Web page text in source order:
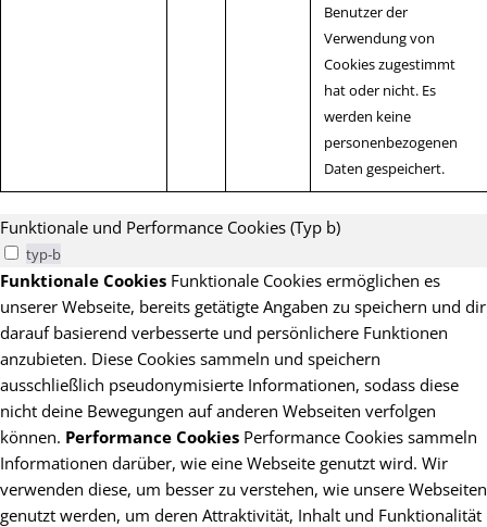
Benutzer der
Verwendung von
Cookies zugestimmt
hat oder nicht. Es
werden keine
personenbezogenen
Daten gespeichert.
Funktionale und Performance Cookies (Typ b)
typ-b
Funktionale Cookies Funktionale Cookies ermöglichen es
unserer Webseite, bereits getätigte Angaben zu speichern und dir
darauf basierend verbesserte und persönlichere Funktionen
anzubieten. Diese Cookies sammeln und speichern
ausschließlich pseudonymisierte Informationen, sodass diese
nicht deine Bewegungen auf anderen Webseiten verfolgen
können. Performance Cookies Performance Cookies sammeln
Informationen darüber, wie eine Webseite genutzt wird. Wir
verwenden diese, um besser zu verstehen, wie unsere Webseiten
genutzt werden, um deren Attraktivität, Inhalt und Funktionalität